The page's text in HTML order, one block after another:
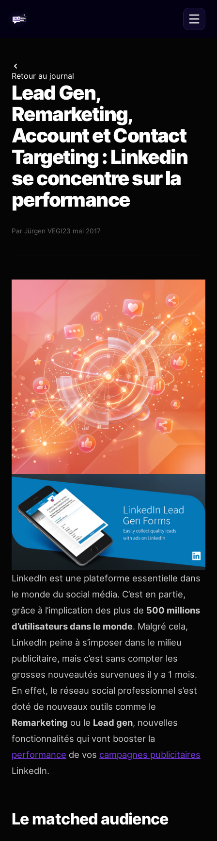
Retour au journal
Lead Gen,
Remarketing,
Account et Contact
Targeting : Linkedin
se concentre sur la
performance
Par Jürgen VEGI23 mai 2017
LinkedIn est une plateforme essentielle dans
le monde du social média. C’est en partie,
grâce à l’implication des plus de 500 millions
d’utilisateurs dans le monde. Malgré cela,
LinkedIn peine à s’imposer dans le milieu
publicitaire, mais c’est sans compter les
grosses nouveautés survenues il y a 1 mois.
En effet, le réseau social professionnel s’est
doté de nouveaux outils comme le
Remarketing ou le Lead gen, nouvelles
fonctionnalités qui vont booster la
performance de vos campagnes publicitaires
LinkedIn.
Le matched audience